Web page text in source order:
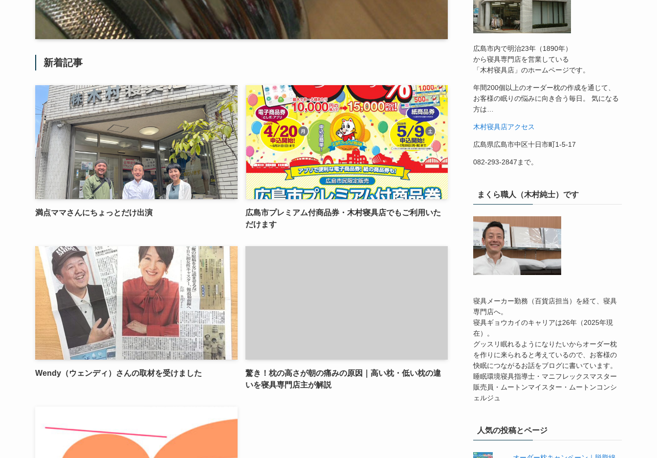
新着記事
満点ママさんにちょっとだけ出演
広島市プレミアム付商品券・木村寝具店でもご利用いた
だけます
Wendy（ウェンディ）さんの取材を受けました
驚き！枕の高さが朝の痛みの原因｜高い枕・低い枕の違
いを寝具専門店主が解説
広島市内で明治23年（1890年）
から寝具専門店を営業している
「木村寝具店」のホームページです。
年間200個以上のオーダー枕の作成を通じて、
お客様の眠りの悩みに向き合う毎日。 気になる
方は…
木村寝具店アクセス
広島県広島市中区十日市町1-5-17
082-293-2847まで。
まくら職人（木村純士）です
寝具メーカー勤務（百貨店担当）を経て、寝具
専門店へ。
寝具ギョウカイのキャリアは26年（2025年現
在）。
グッスリ眠れるようになりたいからオーダー枕
を作りに来られると考えているので、お客様の
快眠につながるお話をブログに書いています。
睡眠環境寝具指導士・マニフレックスマスター
販売員・ムートンマイスター・ムートンコンシ
ェルジュ
人気の投稿とページ